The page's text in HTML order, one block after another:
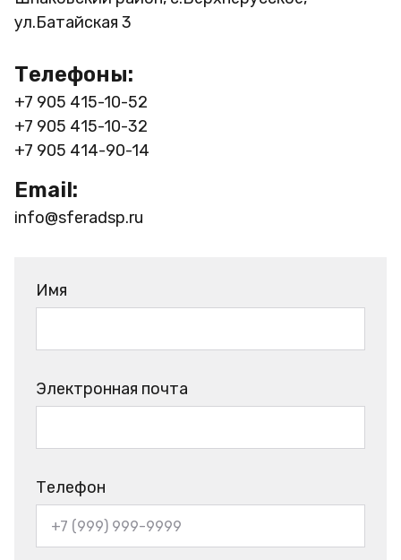
ул.Батайская 3
Телефоны:
+7 905 415-10-52
+7 905 415-10-32
+7 905 414-90-14
Email:
info@sferadsp.ru
Имя
Электронная почта
Телефон